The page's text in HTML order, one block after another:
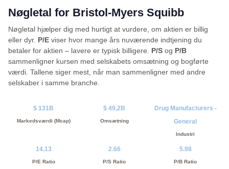
Nøgletal for Bristol-Myers Squibb
Nøgletal hjælper dig med hurtigt at vurdere, om aktien er billig
eller dyr. P/E viser hvor mange års nuværende indtjening du
betaler for aktien – lavere er typisk billigere. P/S og P/B
sammenligner kursen med selskabets omsætning og bogførte
værdi. Tallene siger mest, når man sammenligner med andre
selskaber i samme branche.
$ 131B
Markedsværdi (Mcap)
$ 49,2B
Omsætning
Drug Manufacturers -
General
Industri
14.13
P/E Ratio
2.66
P/S Ratio
5.98
P/B Ratio